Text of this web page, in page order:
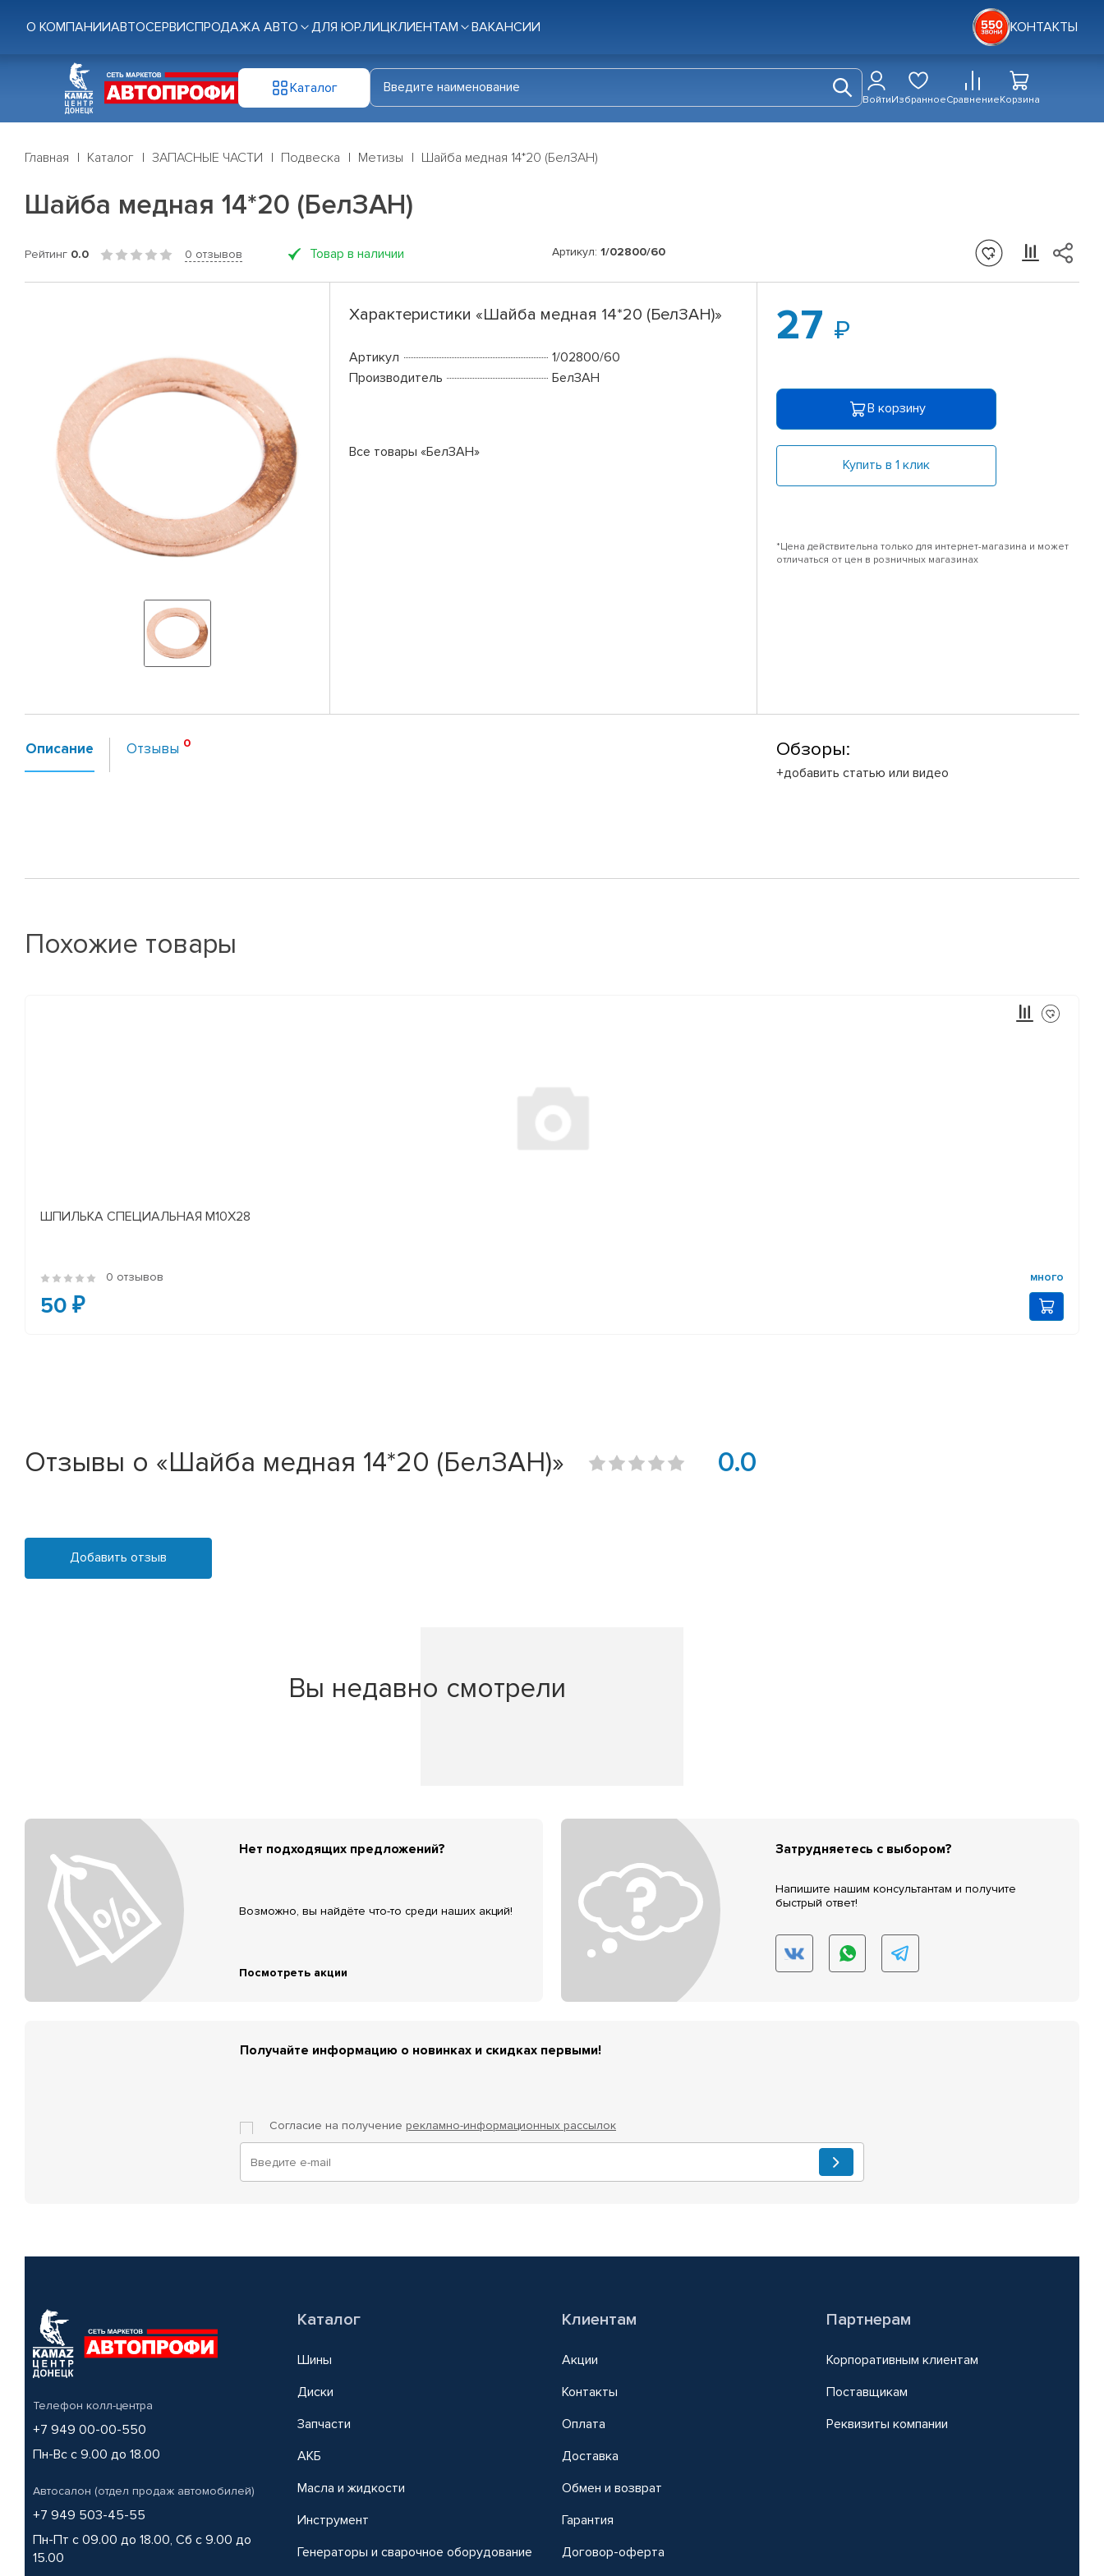
О КОМПАНИИАВТОСЕРВИСПРОДАЖА АВТО ДЛЯ ЮР.ЛИЦКЛИЕНТАМ ВАКАНСИИ КОНТАКТЫ
Каталог
ВойтиИзбранноеСравнениеКорзина
Главная Каталог ЗАПАСНЫЕ ЧАСТИ Подвеска Метизы Шайба медная 14*20 (БелЗАН)
Шайба медная 14*20 (БелЗАН)
Рейтинг 0.0 0 отзывов Товар в наличии Артикул: 1/02800/60
Характеристики «Шайба медная 14*20 (БелЗАН)»
Артикул
1/02800/60
Производитель
БелЗАН
Все товары «БелЗАН»
27
В корзину
Купить в 1 клик
*Цена действительна только для интернет-магазина и может
отличаться от цен в розничных магазинах
Описание Отзывы Обзоры:
+добавить статью или видео
Похожие товары
ШПИЛЬКА СПЕЦИАЛЬНАЯ М10Х28
0 отзывов много
50 ₽
Отзывы о «Шайба медная 14*20 (БелЗАН)» 0.0
Добавить отзыв
Вы недавно смотрели
Нет подходящих предложений?
Возможно, вы найдёте что-то среди наших акций!
Посмотреть акции
Затрудняетесь с выбором?
Напишите нашим консультантам и получите
быстрый ответ!
Получайте информацию о новинках и скидках первыми!
Согласие на получение рекламно-информационных рассылок
Телефон колл-центра
+7 949 00-00-550
Пн-Вс с 9.00 до 18.00
Автосалон (отдел продаж автомобилей)
+7 949 503-45-55
Пн-Пт с 09.00 до 18.00, Сб с 9.00 до
15.00
Каталог
Шины
Диски
Запчасти
АКБ
Масла и жидкости
Инструмент
Генераторы и сварочное оборудование
Клиентам
Акции
Контакты
Оплата
Доставка
Обмен и возврат
Гарантия
Договор-оферта
Партнерам
Корпоративным клиентам
Поставщикам
Реквизиты компании